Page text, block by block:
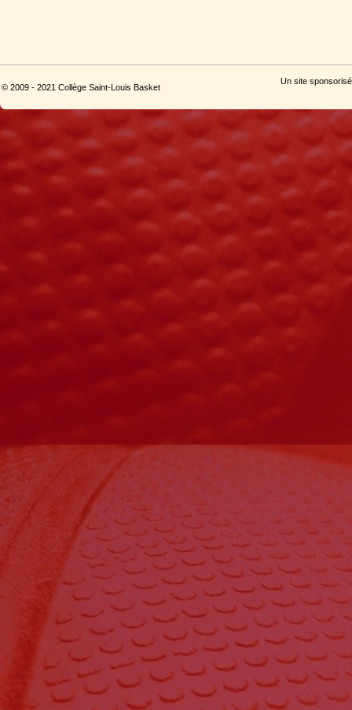
© 2009 - 2021 Collège Saint-Louis Basket
Un site